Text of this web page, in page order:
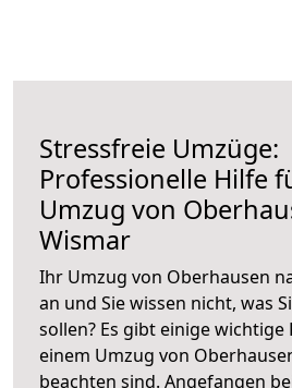
Stressfreie Umzüge:
Professionelle Hilfe
Umzug von
Wismar
Ihr Umzug von Oberhausen
an und Sie wissen nicht, was
sollen? Es gibt einige wichtige
einem Umzug von
beachten sind. Angefangen